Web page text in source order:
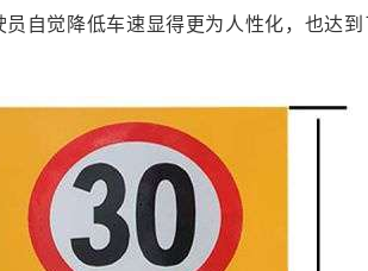
自觉降低车速显得更为人性化，也达